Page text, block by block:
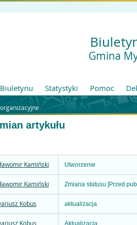
Gmina
Statystyki Pomoc
artykułu
Kamiński Utworzenie
Kamiński Zmiana statusu [Przed
Kobus aktualizacja
Kobus